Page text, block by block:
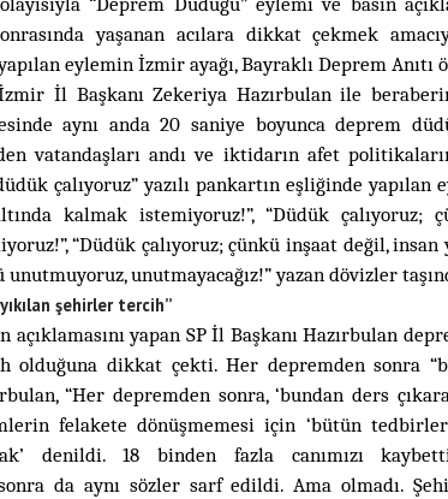
yaşanan acılara dikkat çekmek
eylemin İzmir ayağı, Bayraklı Deprem Anıtı
İl Başkanı Zekeriya Hazırbulan ile
aynı anda 20 saniye boyunca deprem
vatandaşları andı ve iktidarın afet
çalıyoruz” yazılı pankartın eşliğinde yapılan
kalmak istemiyoruz!”, “Düdük çalıyoruz;
“Düdük çalıyoruz; çünkü inşaat değil, insan
unutmuyoruz, unutmayacağız!” yazan dövizler
şehirler tercih”
açıklamasını yapan SP İl Başkanı Hazırbulan
olduğuna dikkat çekti. Her depremden sonra
“Her depremden sonra, ‘bundan ders
felakete dönüşmemesi için ‘bütün
denildi. 18 binden fazla canımızı
da aynı sözler sarf edildi. Ama olmadı.